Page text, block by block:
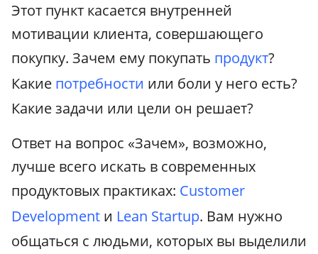
Этот пункт касается внутренней
мотивации клиента, совершающего
покупку. Зачем ему покупать продукт?
Какие потребности или боли у него есть?
Какие задачи или цели он решает?
Ответ на вопрос «Зачем», возможно,
лучше всего искать в современных
продуктовых практиках: Customer
Development и Lean Startup. Вам нужно
общаться с людьми, которых вы выделили